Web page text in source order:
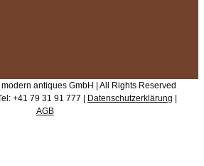
antiques GmbH | All Rights Reserved
+41 79 31 91 777 | Datenschutzerklärung |
AGB